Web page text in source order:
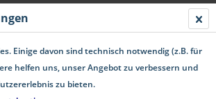
Zweiloch mit
Edelstahl A2
Einige davon sind technisch notwendig (z.B. für
helfen uns, unser Angebot zu verbessern und
zu bieten.